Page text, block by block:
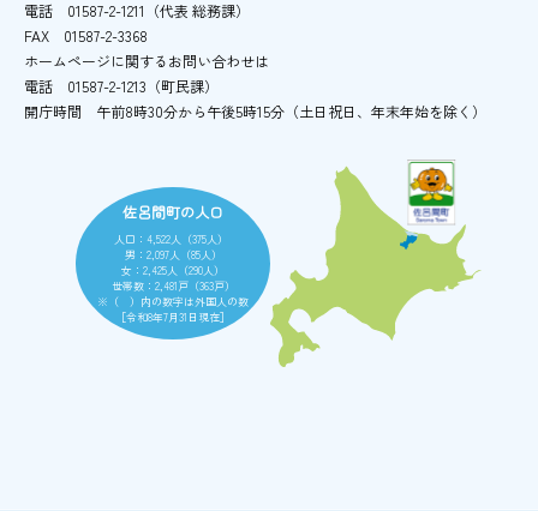
電話
01587-2-1211（代表 総務課）
FAX
01587-2-3368
ホームページに関するお問い合わせは
電話
01587-2-1213（町民課）
開庁時間
午前8時30分から午後5時15分 （土日祝日、年末年始を除く）
佐呂間町の人口
人口：4,522人（375人）
男：2,097人（85人）
女：2,425人（290人）
世帯数：2,481戸（363戸）
※（ ）内の数字は外国人の数
［令和8年7月31日現在］